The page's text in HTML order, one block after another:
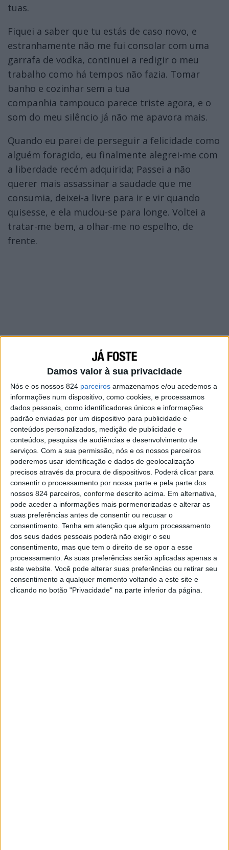
Damos valor à sua privacidade
Nós e os nossos 824 parceiros armazenamos e/ou acedemos a
informações num dispositivo, como cookies, e processamos
dados pessoais, como identificadores únicos e informações
padrão enviadas por um dispositivo para publicidade e
conteúdos personalizados, medição de publicidade e
conteúdos, pesquisa de audiências e desenvolvimento de
serviços. Com a sua permissão, nós e os nossos parceiros
poderemos usar identificação e dados de geolocalização
precisos através da procura de dispositivos. Poderá clicar para
consentir o processamento por nossa parte e pela parte dos
nossos 824 parceiros, conforme descrito acima. Em alternativa,
pode aceder a informações mais pormenorizadas e alterar as
suas preferências antes de consentir ou recusar o
consentimento. Tenha em atenção que algum processamento
dos seus dados pessoais poderá não exigir o seu
consentimento, mas que tem o direito de se opor a esse
processamento. As suas preferências serão aplicadas apenas a
este website. Você pode alterar suas preferências ou retirar seu
consentimento a qualquer momento voltando a este site e
clicando no botão "Privacidade" na parte inferior da página.
tuas.
Fiquei a saber que tu estás de caso novo, e
estranhamente não me fui consolar com uma
garrafa de vodka, continuei a redigir o meu
trabalho como há tempos não fazia. Tomar
banho e cozinhar sem a tua
companhia tampouco parece triste agora, e o
som do meu silêncio já não me apavora mais.
Quando eu parei de perseguir a felicidade como
alguém foragido, eu finalmente alegrei-me com
a liberdade recém adquirida; Passei a não
querer mais assassinar a saudade que me
consumia, deixei-a livre para ir e vir quando
quisesse, e ela mudou-se para longe. Voltei a
tratar-me bem, a olhar-me no espelho, de
frente.
Quando ouvir a “nossa” música passou a ser
uma atividade rotineira, então eu dei-me conta
que o terremoto havia passado e embora ele
tivesse devastado boa parte de mim, eu havia
sobrevivido. Voltei então a respirar com calma,
a dormir direito e a não sonhar mais contigo.
Engraçado, mas até a comida voltou a ter mais